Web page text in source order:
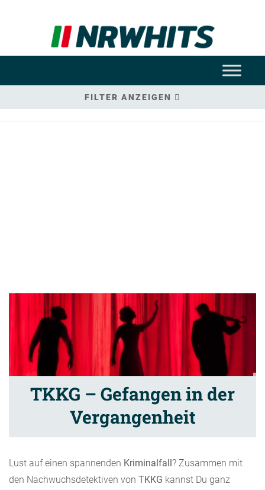
FILTER ANZEIGEN
TKKG – Gefangen in der
Vergangenheit
Lust auf einen spannenden Kriminalfall? Zusammen mit
den Nachwuchsdetektiven von TKKG kannst Du ganz